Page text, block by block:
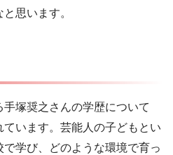
思います。
塚奨之さんの学歴について
ています。芸能人の子どもとい
学び、どのような環境で育っ